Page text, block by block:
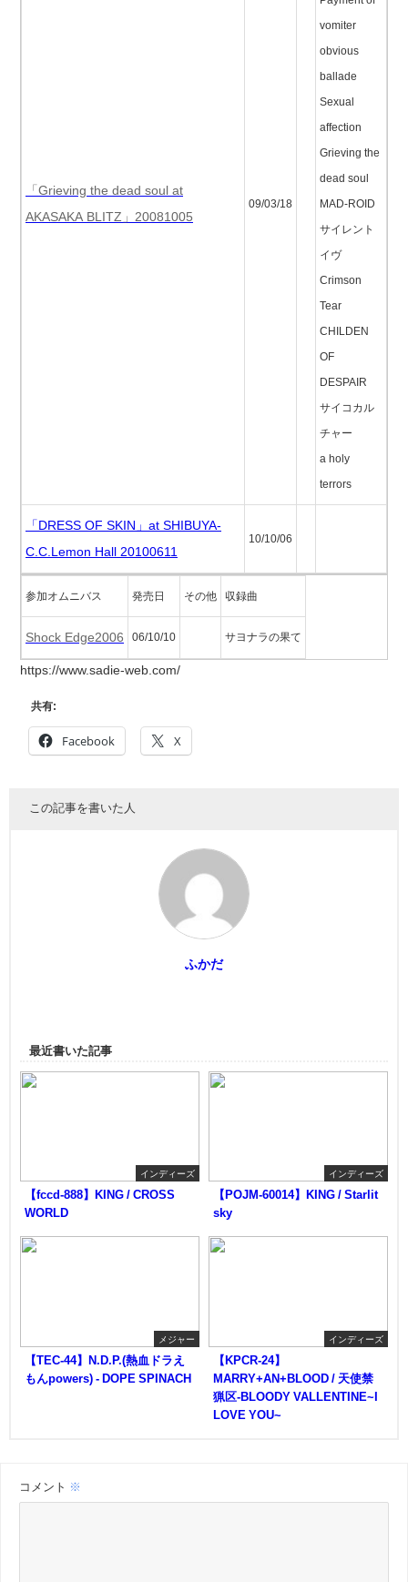
「Grieving the dead soul at
AKASAKA BLITZ」20081005
09/03/18
vomiter
obvious
ballade
Sexual
affection
Grieving the
dead soul
MAD-ROID
サイレント
イヴ
Crimson
Tear
CHILDEN
OF
DESPAIR
サイコカル
チャー
a holy
terrors
「DRESS OF SKIN」at SHIBUYA-
C.C.Lemon Hall 20100611
10/10/06
参加オムニバス 発売日 その他 収録曲
Shock Edge2006 06/10/10 サヨナラの果て
https://www.sadie-web.com/
共有:
Facebook X
この記事を書いた人
ふかだ
最近書いた記事
インディーズ
【fccd-888】KING / CROSS
WORLD
インディーズ
【POJM-60014】KING / Starlit
sky
メジャー
【TEC-44】N.D.P.(熱血ドラえ
もんpowers) - DOPE SPINACH
インディーズ
【KPCR-24】
MARRY+AN+BLOOD / 天使禁
猟区-BLOODY VALLENTINE~I
LOVE YOU~
コメント ※